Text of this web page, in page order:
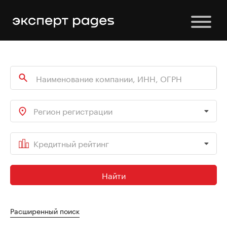
Регион регистрации
Кредитный рейтинг
Найти
Расширенный поиск